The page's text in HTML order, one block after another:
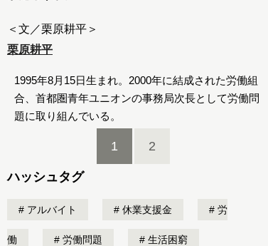
栗原耕平
1995年8月15日生まれ。2000年に結成された労働組
合、首都圏青年ユニオンの事務局次長として労働問
題に取り組んでいる。
1 2
ハッシュタグ
アルバイト 休業支援金 労
働 労働問題 生活困窮